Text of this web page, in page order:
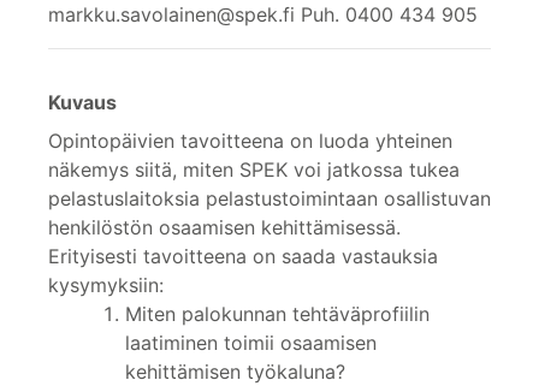
markku.savolainen@spek.fi Puh. 0400 434 905
Kuvaus
Opintopäivien tavoitteena on luoda yhteinen
näkemys siitä, miten SPEK voi jatkossa tukea
pelastuslaitoksia pelastustoimintaan osallistuvan
henkilöstön osaamisen kehittämisessä.
Erityisesti tavoitteena on saada vastauksia
kysymyksiin:
Miten palokunnan tehtäväprofiilin
laatiminen toimii osaamisen
kehittämisen työkaluna?